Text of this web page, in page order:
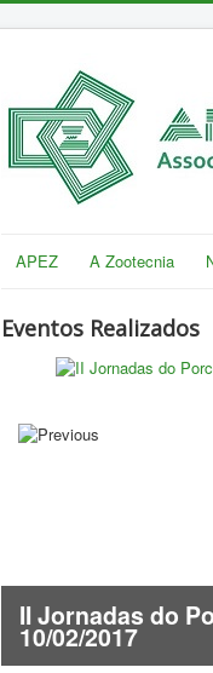
APEZ A Zootecnia
Eventos Realizados
II Jornadas do
10/02/2017